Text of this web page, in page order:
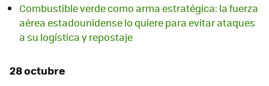
Combustible verde como arma estratégica: la fuerza
aérea estadounidense lo quiere para evitar ataques
a su logística y repostaje
28 octubre